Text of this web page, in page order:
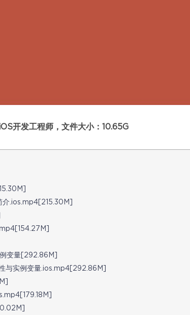
开发工程师，文件大小：10.65G
介.ios.mp4[215.30M]
变量[292.86M]
性与实例变量.ios.mp4[292.86M]